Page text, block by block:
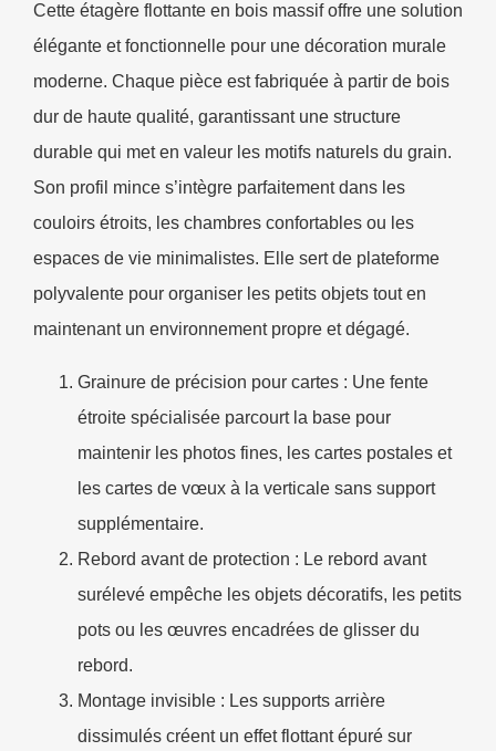
Cette étagère flottante en bois massif offre une solution
élégante et fonctionnelle pour une décoration murale
moderne. Chaque pièce est fabriquée à partir de bois
dur de haute qualité, garantissant une structure
durable qui met en valeur les motifs naturels du grain.
Son profil mince s’intègre parfaitement dans les
couloirs étroits, les chambres confortables ou les
espaces de vie minimalistes. Elle sert de plateforme
polyvalente pour organiser les petits objets tout en
maintenant un environnement propre et dégagé.
Grainure de précision pour cartes : Une fente
étroite spécialisée parcourt la base pour
maintenir les photos fines, les cartes postales et
les cartes de vœux à la verticale sans support
supplémentaire.
Rebord avant de protection : Le rebord avant
surélevé empêche les objets décoratifs, les petits
pots ou les œuvres encadrées de glisser du
rebord.
Montage invisible : Les supports arrière
dissimulés créent un effet flottant épuré sur